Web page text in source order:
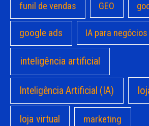
funil de vendas GEO
google ads IA para negócios
inteligência artificial
Inteligência Artificial (IA)
loja virtual marketing